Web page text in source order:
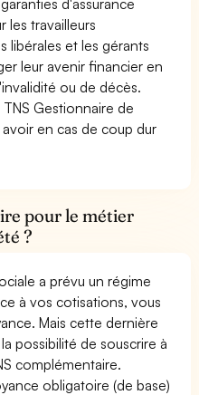
les travailleurs
libérales et les gérants
leur avenir financier en
ou de décès.
Gestionnaire de
en cas de coup dur
pour le métier
?
a prévu un régime
à vos cotisations, vous
Mais cette dernière
possibilité de souscrire à
complémentaire.
obligatoire (de base)